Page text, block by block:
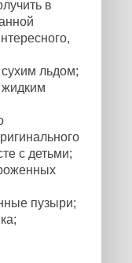
в
льдом;
жидким
с детьми;
пузыри;